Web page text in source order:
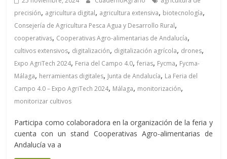
precisión, agricultura digital, agricultura extensiva, biotecnología,
Consejería de Agricultura Pesca Agua y Desarrollo Rural,
cooperativas, Cooperativas Agro-alimentarias de Andalucía,
cultivos extensivos, digitalización, digitalización agrícola, drones,
Expo AgriTech 2024, Feria del Campo 4.0,ferias, Fycma, Fycma-
Málaga, herramientas digitales, Junta de Andalucía, La Feria del
Campo 4.0 – Expo AgriTech 2024, Málaga, monitorización,
monitorizar cultivos
Participa como colaboradora en la organización de la feria y
cuenta con un stand Cooperativas Agro-alimentarias de
Andalucía va a